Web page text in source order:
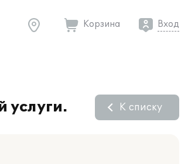
Корзина Вход
услуги. К списку